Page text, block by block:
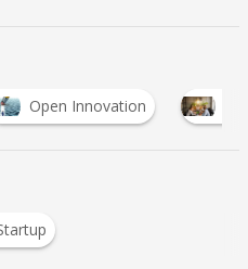
Innovation Startup